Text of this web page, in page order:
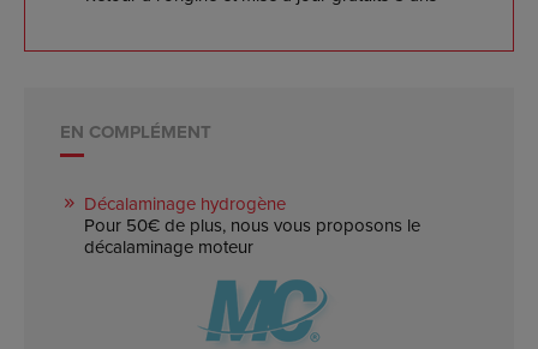
EN COMPLÉMENT
Décalaminage hydrogène
Pour 50€ de plus, nous vous proposons le
décalaminage moteur